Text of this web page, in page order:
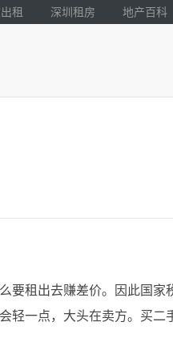
租 深圳租房 地产百科
要租出去赚差价。因此国家
轻一点，大头在卖方。买二